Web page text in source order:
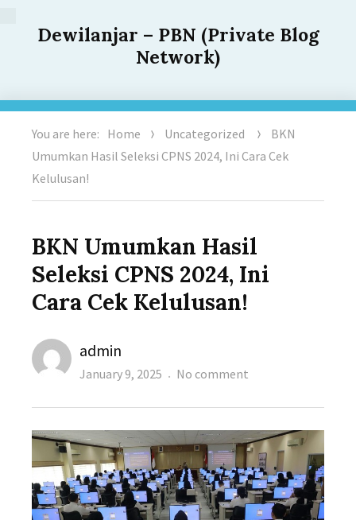
Dewilanjar – PBN (Private Blog
Network)
You are here: Home Uncategorized
BKN
Umumkan Hasil Seleksi CPNS 2024, Ini Cara Cek
Kelulusan!
BKN Umumkan Hasil
Seleksi CPNS 2024, Ini
Cara Cek Kelulusan!
Author
admin
Posted
January 9, 2025 No comment
Hasil
Seleksi
CPNS
2024,